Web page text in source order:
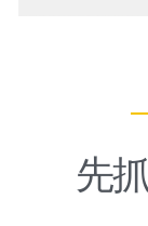
先